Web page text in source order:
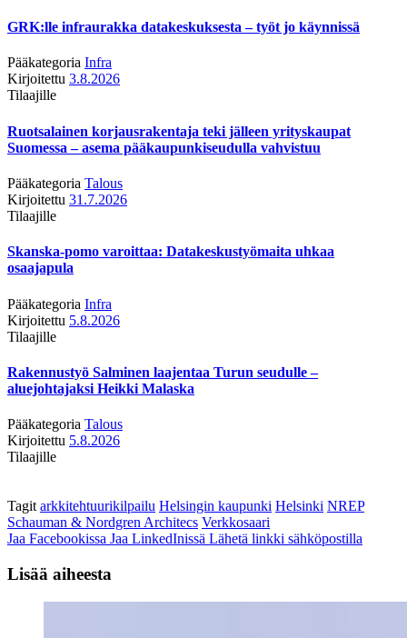
GRK:lle infraurakka datakeskuksesta – työt jo käynnissä
Pääkategoria Infra
Kirjoitettu 3.8.2026
Tilaajille
Ruotsalainen korjausrakentaja teki jälleen yrityskaupat
Suomessa – asema pääkaupunkiseudulla vahvistuu
Pääkategoria Talous
Kirjoitettu 31.7.2026
Tilaajille
Skanska-pomo varoittaa: Datakeskustyömaita uhkaa
osaajapula
Pääkategoria Infra
Kirjoitettu 5.8.2026
Tilaajille
Rakennustyö Salminen laajentaa Turun seudulle –
aluejohtajaksi Heikki Malaska
Pääkategoria Talous
Kirjoitettu 5.8.2026
Tilaajille
Tagit arkkitehtuurikilpailu Helsingin kaupunki Helsinki NREP
Schauman & Nordgren Architecs Verkkosaari
Jaa Facebookissa Jaa LinkedInissä Lähetä linkki sähköpostilla
Lisää aiheesta